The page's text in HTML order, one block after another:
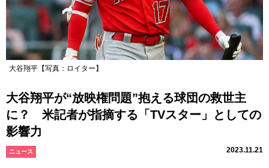
大谷翔平【写真：ロイター】
大谷翔平が“放映権問題”抱える球団の救世主
に？ 米記者が指摘する「TVスター」としての
影響力
ニュース 2023.11.21